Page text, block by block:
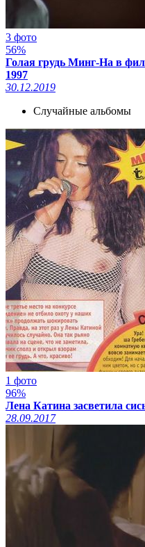
3 фото
56%
Голая грудь Минг-На в
1997
30.12.2019
Случайные альбомы
1 фото
96%
Лена Катина засветила
28.09.2017